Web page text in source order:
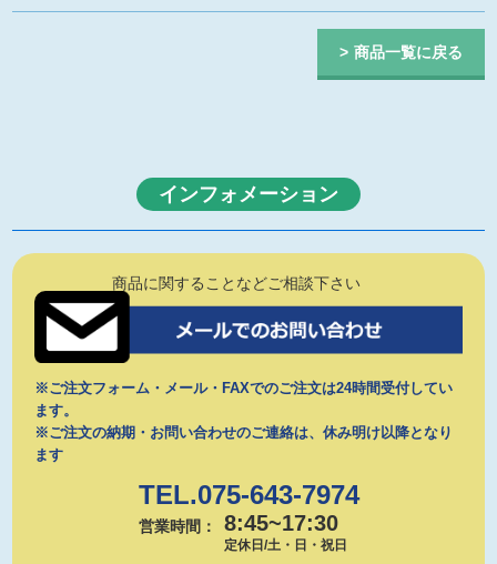
商品一覧に戻る
インフォメーション
商品に関することなどご相談下さい
※ご注文フォーム・メール・FAXでのご注文は24時間受付してい
ます。
※ご注文の納期・お問い合わせのご連絡は、休み明け以降となり
ます
TEL.075-643-7974
営業時間： 8:45~17:30
定休日/土・日・祝日